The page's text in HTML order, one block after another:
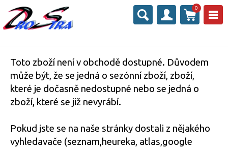
0
Toto zboží není v obchodě dostupné. Důvodem
může být, že se jedná o sezónní zboží, zboží,
které je dočasně nedostupné nebo se jedná o
zboží, které se již nevyrábí.
Pokud jste se na naše stránky dostali z nějakého
vyhledavače (seznam,heureka, atlas,google